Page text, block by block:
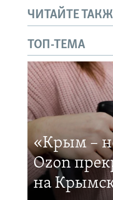
ЧИТАЙТЕ
ТОП-ТЕМА
«Крым –
Ozon
на